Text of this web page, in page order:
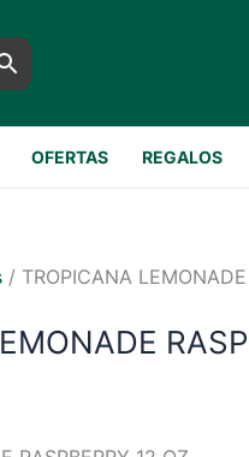
OFERTAS REGALOS
/ TROPICANA